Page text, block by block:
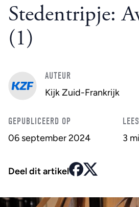
Stedentripje:
(1)
AUTEUR
Kijk Zuid-Frankrijk
GEPUBLICEERD OP
06 september 2024 3
Deel dit artikel